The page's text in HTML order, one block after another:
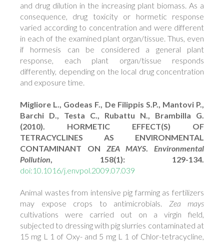
and drug dilution in the increasing plant biomass. As a
consequence, drug toxicity or hormetic response
varied according to concentration and were different
in each of the examined plant organ/tissue. Thus, even
if hormesis can be considered a general plant
response, each plant organ/tissue responds
differently, depending on the local drug concentration
and exposure time.
Migliore L., Godeas F., De Filippis S.P., Mantovi P.,
Barchi D., Testa C., Rubattu N., Brambilla G.
(2010). HORMETIC EFFECT(S) OF
TETRACYCLINES AS ENVIRONMENTAL
CONTAMINANT ON ZEA MAYS. Environmental
Pollution, 158(1): 129-134.
doi:10.1016/j.envpol.2009.07.039
Animal wastes from intensive pig farming as fertilizers
may expose crops to antimicrobials. Zea mays
cultivations were carried out on a virgin field,
subjected to dressing with pig slurries contaminated at
15 mg L 1 of Oxy- and 5 mg L 1 of Chlor-tetracycline,